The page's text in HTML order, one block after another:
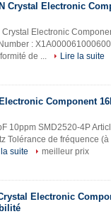
Crystal Electronic
Electronic
:
de ...
Lire la suite
Component
10ppm SMD2520-4P
Tolérance de fréquence
suite
meilleur prix
Electronic